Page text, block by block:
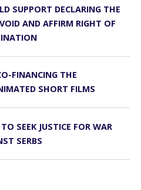
SUPPORT DECLARING THE
AND AFFIRM RIGHT OF
FINANCING THE
SHORT FILMS
SEEK JUSTICE FOR WAR
SERBS